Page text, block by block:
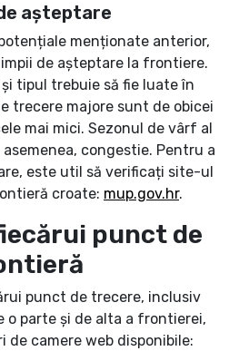
așteptare
menționate anterior,
de așteptare la frontiere.
tipul trebuie să fie luate în
trecere majore sunt de obicei
mai mici. Sezonul de vârf al
congestie. Pentru a
este util să verificați site-ul
croate: mup.gov.hr.
punct de
punct de trecere, inclusiv
o parte și de alta a frontierei,
de camere web disponibile: